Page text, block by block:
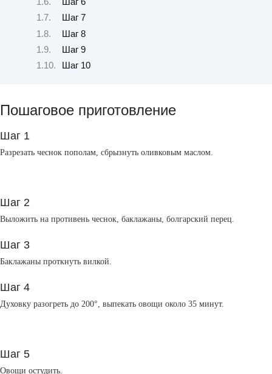
Шаг 7
Шаг 8
Шаг 9
Шаг 10
Пошаговое приготовление
Шаг 1
Разрезать чеснок пополам, сбрызнуть оливковым маслом.
Шаг 2
Выложить на противень чеснок, баклажаны, болгарский перец.
Шаг 3
Баклажаны проткнуть вилкой.
Шаг 4
Духовку разогреть до 200°, выпекать овощи около 35 минут.
Шаг 5
Овощи остудить.